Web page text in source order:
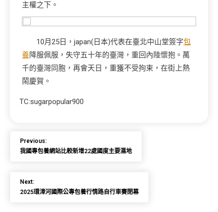
主權之下。
10月25日，japan(日本)代表在臺北中山堂簽字包
養降服佩服，失守五十年的臺灣，重回內陸懷抱。萬
千的臺灣同胞，再會天日，重獲不受拘束，在街上熱
鬧慶賀。
TC:sugarpopular900
Previous:
我國專包養網站比較新增22處國度主要濕地
Next:
2025環漳河國際公專包養行情路自行車賽閉幕